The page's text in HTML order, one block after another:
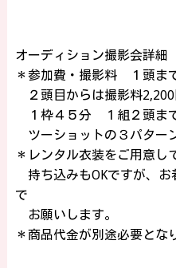
オーディション撮影会詳細
＊参加費・撮影料 １頭ま
２頭目からは撮影料2,200
１枠４５分 １組２頭ま
ツーショットの３パター
＊レンタル衣装をご用意し
持ち込みもOKですが、お
で
お願いします。
＊商品代金が別途必要とな